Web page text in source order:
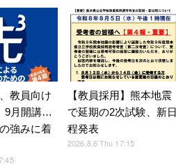
教員向け
9月開講…
強みに着
【教員採用】熊本地震
で延期の2次試験、新日
程発表
2026.8.6 Thu 17:15